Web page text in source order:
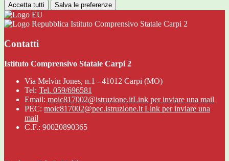
Accetta tutti Salva le preferenze
Istituto Comprensivo Statale Carpi 2
Contatti
Istituto Comprensivo Statale Carpi 2
Via Melvin Jones, n.1 - 41012 Carpi (MO)
Tel: Tel. 059/696581
Email: moic817002@istruzione.itLink per inviare una mail
PEC: moic817002@pec.istruzione.it Link per inviare una
mail
C.F.: 90020890365